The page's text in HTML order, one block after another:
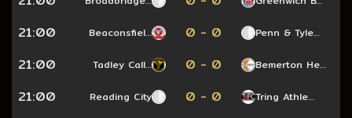
21:00 Beaconsfiel… 0 - 0 Penn & Tyle…
21:00 Tadley Call… 0 - 0 Bemerton He…
21:00 Reading City 0 - 0 Tring Athle…